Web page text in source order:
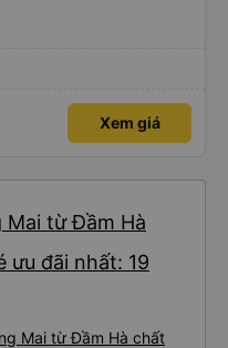
Xem giá
Mai từ Đầm Hà
ưu đãi nhất: 19
Mai từ Đầm Hà chất